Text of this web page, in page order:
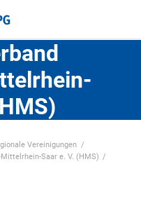
Vereinigungen
Saar e. V. (HMS)